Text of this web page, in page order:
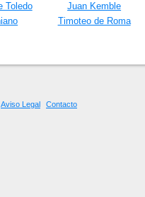
Toledo
Juan Kemble
Timoteo de Roma
Aviso Legal Contacto